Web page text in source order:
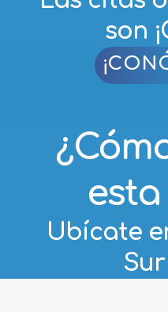
son
esta
Ubícate
Sur